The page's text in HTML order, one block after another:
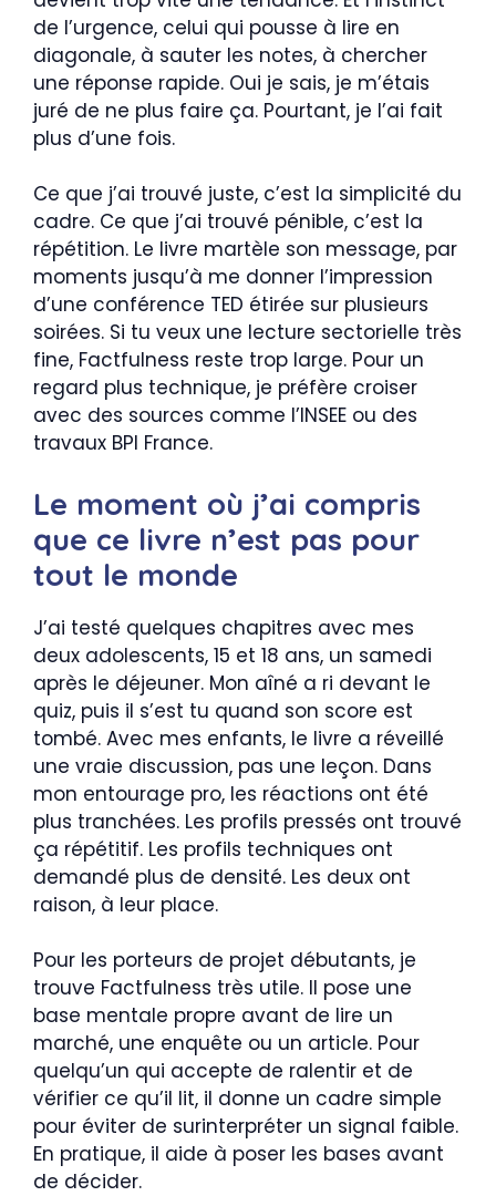
de l’urgence, celui qui pousse à lire en
diagonale, à sauter les notes, à chercher
une réponse rapide. Oui je sais, je m’étais
juré de ne plus faire ça. Pourtant, je l’ai fait
plus d’une fois.
Ce que j’ai trouvé juste, c’est la simplicité du
cadre. Ce que j’ai trouvé pénible, c’est la
répétition. Le livre martèle son message, par
moments jusqu’à me donner l’impression
d’une conférence TED étirée sur plusieurs
soirées. Si tu veux une lecture sectorielle très
fine, Factfulness reste trop large. Pour un
regard plus technique, je préfère croiser
avec des sources comme l’INSEE ou des
travaux BPI France.
Le moment où j’ai compris
que ce livre n’est pas pour
tout le monde
J’ai testé quelques chapitres avec mes
deux adolescents, 15 et 18 ans, un samedi
après le déjeuner. Mon aîné a ri devant le
quiz, puis il s’est tu quand son score est
tombé. Avec mes enfants, le livre a réveillé
une vraie discussion, pas une leçon. Dans
mon entourage pro, les réactions ont été
plus tranchées. Les profils pressés ont trouvé
ça répétitif. Les profils techniques ont
demandé plus de densité. Les deux ont
raison, à leur place.
Pour les porteurs de projet débutants, je
trouve Factfulness très utile. Il pose une
base mentale propre avant de lire un
marché, une enquête ou un article. Pour
quelqu’un qui accepte de ralentir et de
vérifier ce qu’il lit, il donne un cadre simple
pour éviter de surinterpréter un signal faible.
En pratique, il aide à poser les bases avant
de décider.